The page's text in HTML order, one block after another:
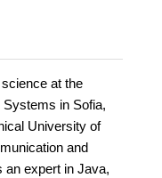
at the
in Sofia,
University of
and
an expert in Java,